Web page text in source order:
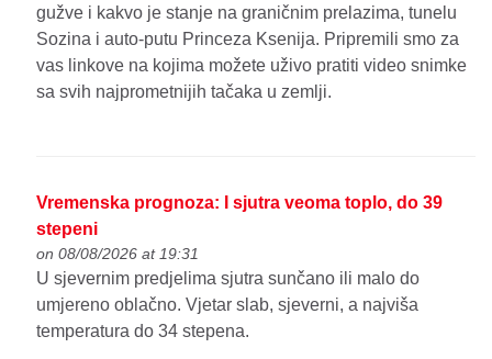
gužve i kakvo je stanje na graničnim prelazima, tunelu
Sozina i auto-putu Princeza Ksenija. Pripremili smo za
vas linkove na kojima možete uživo pratiti video snimke
sa svih najprometnijih tačaka u zemlji.
Vremenska prognoza: I sjutra veoma toplo, do 39
stepeni
on 08/08/2026 at 19:31
U sjevernim predjelima sjutra sunčano ili malo do
umjereno oblačno. Vjetar slab, sjeverni, a najviša
temperatura do 34 stepena.